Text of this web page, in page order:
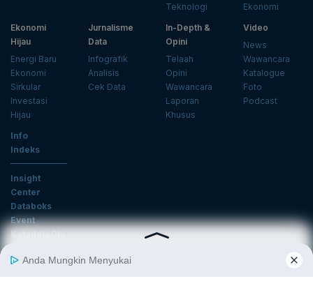
Teknologi
Ekonomi
Ekonomi
Hijau
Energi Baru
Ekonomi
Sirkular
Investasi
Hijau
Jurnalisme
Data
Infografik
Analisis
Cek Data
In-Depth &
Opini
Telaah
Opini
Wawancara
Laporan
Khusus
Video
News
Wawancara
Katalogue
Foto
Podcast
Info
Indeks
Insight
Center
Databoks
Event
KatadataOto